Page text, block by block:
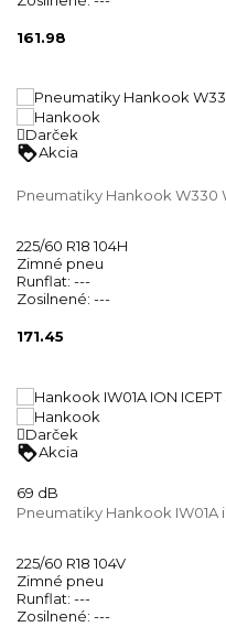
161.98
Darček
loyaltyAkcia
Pneumatiky Hankook W330
225/60 R18 104H
Zimné pneu
Runflat: ---
Zosilnené: ---
171.45
Darček
loyaltyAkcia
69 dB
Pneumatiky Hankook IW01A
225/60 R18 104V
Zimné pneu
Runflat: ---
Zosilnené: ---